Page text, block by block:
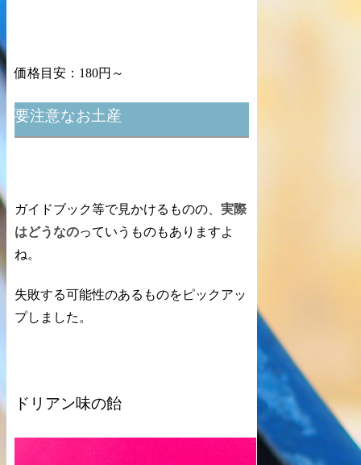
価格目安：180円～
要注意なお土産
ガイドブック等で見かけるものの、 実際
はどうなのっていうものもありますよ
ね。
失敗する可能性のあるものをピックアッ
プしました。
ドリアン味の飴